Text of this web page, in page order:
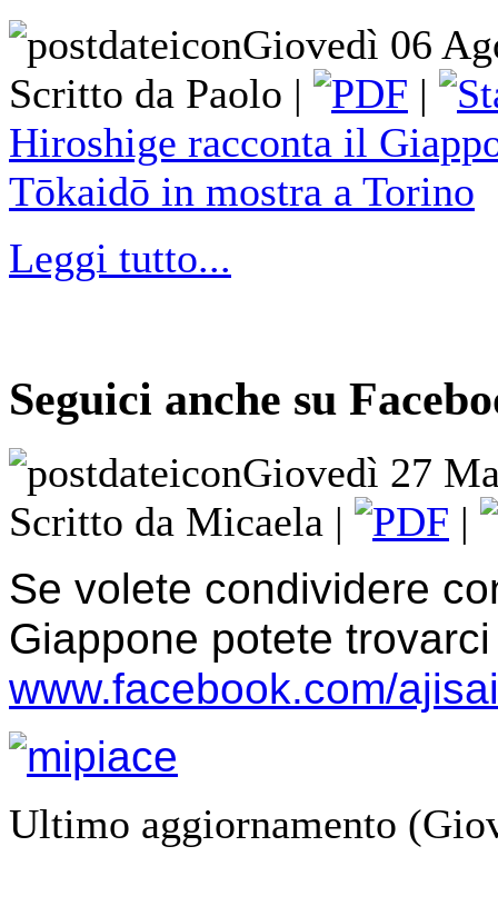
Giovedì 06
Scritto da Paolo |
|
Hiroshige racconta il
Tōkaidō in mostra a Torino
Leggi tutto...
Seguici anche su
Giovedì 27
Scritto da Micaela |
|
Se volete condividere
Giappone potete
www.facebook.com/
Ultimo aggiornamento